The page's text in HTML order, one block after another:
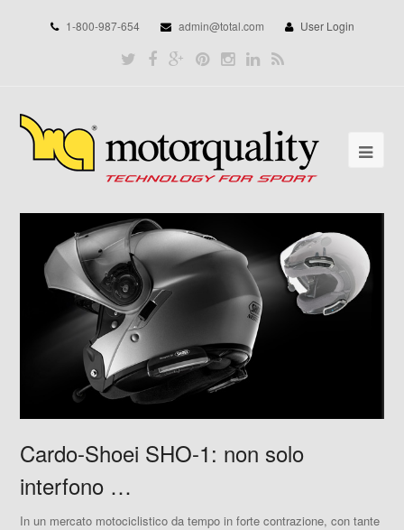
1-800-987-654 admin@total.com User Login
Cardo-Shoei SHO-1: non solo
interfono …
In un mercato motociclistico da tempo in forte contrazione, con tante